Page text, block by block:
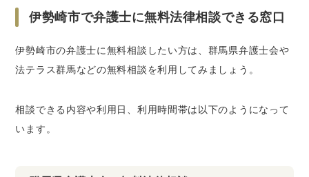
伊勢崎市で弁護士に無料法律相談できる窓口
伊勢崎市の弁護士に無料相談したい方は、群馬県弁護士会や
法テラス群馬などの無料相談を利用してみましょう。
相談できる内容や利用日、利用時間帯は以下のようになって
います。